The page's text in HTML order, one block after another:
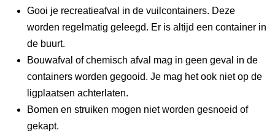
Gooi je recreatieafval in de vuilcontainers. Deze
worden regelmatig geleegd. Er is altijd een container in
de buurt.
Bouwafval of chemisch afval mag in geen geval in de
containers worden gegooid. Je mag het ook niet op de
ligplaatsen achterlaten.
Bomen en struiken mogen niet worden gesnoeid of
gekapt.